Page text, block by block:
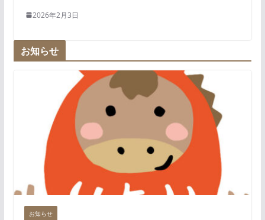
2026年2月3日
お知らせ
お知らせ